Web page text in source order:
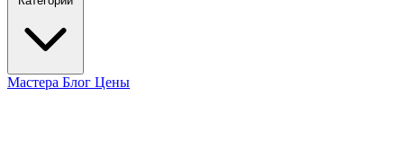
Мастера Блог Цены